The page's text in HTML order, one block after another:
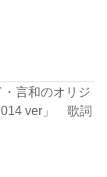
言和のオリジ
ver」 歌詞